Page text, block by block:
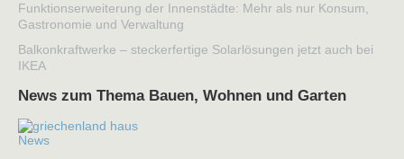
Funktionserweiterung der Innenstädte: Mehr als nur Konsum,
Gastronomie und Verwaltung
Balkonkraftwerke – steckerfertige Solarlösungen jetzt auch bei
IKEA
News zum Thema Bauen, Wohnen und Garten
News